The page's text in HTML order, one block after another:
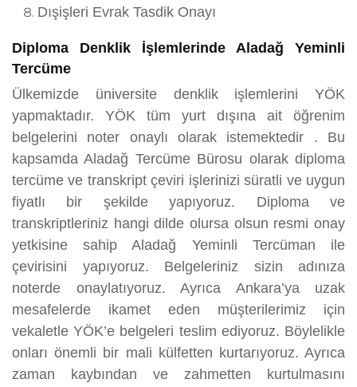
Dışişleri Evrak Tasdik Onayı
Diploma Denklik İşlemlerinde Aladağ Yeminli
Tercüme
Ülkemizde üniversite denklik işlemlerini YÖK
yapmaktadır. YÖK tüm yurt dışına ait öğrenim
belgelerini noter onaylı olarak istemektedir . Bu
kapsamda Aladağ Tercüme Bürosu olarak diploma
tercüme ve transkript çeviri işlerinizi süratli ve uygun
fiyatlı bir şekilde yapıyoruz. Diploma ve
transkriptleriniz hangi dilde olursa olsun resmi onay
yetkisine sahip Aladağ Yeminli Tercüman ile
çevirisini yapıyoruz. Belgeleriniz sizin adınıza
noterde onaylatıyoruz. Ayrıca Ankara’ya uzak
mesafelerde ikamet eden müşterilerimiz için
vekaletle YÖK’e belgeleri teslim ediyoruz. Böylelikle
onları önemli bir mali külfetten kurtarıyoruz. Ayrıca
zaman kaybından ve zahmetten kurtulmasını